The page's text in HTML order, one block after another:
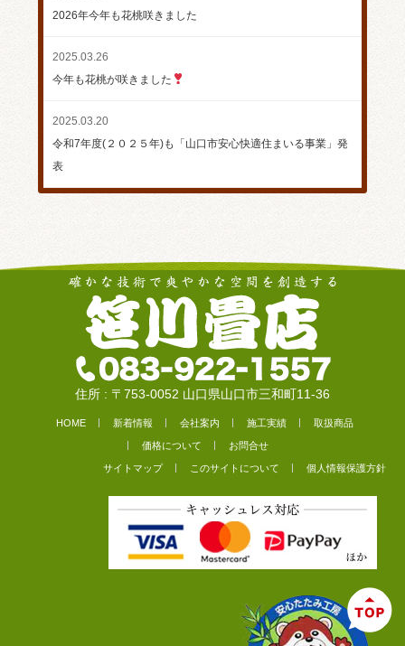
2026年今年も花桃咲きました
2025.03.26
今年も花桃が咲きました
2025.03.20
令和7年度(２０２５年)も「山口市安心快適住まいる事業」発
表
住所 : 〒753-0052 山口県山口市三和町11-36
HOME 新着情報 会社案内 施工実績 取扱商品
価格について お問合せ
サイトマップ このサイトについて 個人情報保護方針